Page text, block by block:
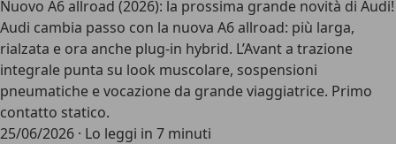
Nuovo A6 allroad (2026): la prossima grande novità di Audi!
Audi cambia passo con la nuova A6 allroad: più larga,
rialzata e ora anche plug-in hybrid. L’Avant a trazione
integrale punta su look muscolare, sospensioni
pneumatiche e vocazione da grande viaggiatrice. Primo
contatto statico.
25/06/2026 · Lo leggi in 7 minuti